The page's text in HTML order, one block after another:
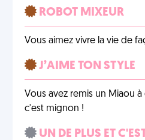
ROBOT MIXEUR
Vous aimez vivre la vie de
J’AIME TON STYLE
Vous avez remis un Miaou
c'est mignon !
UN DE PLUS ET